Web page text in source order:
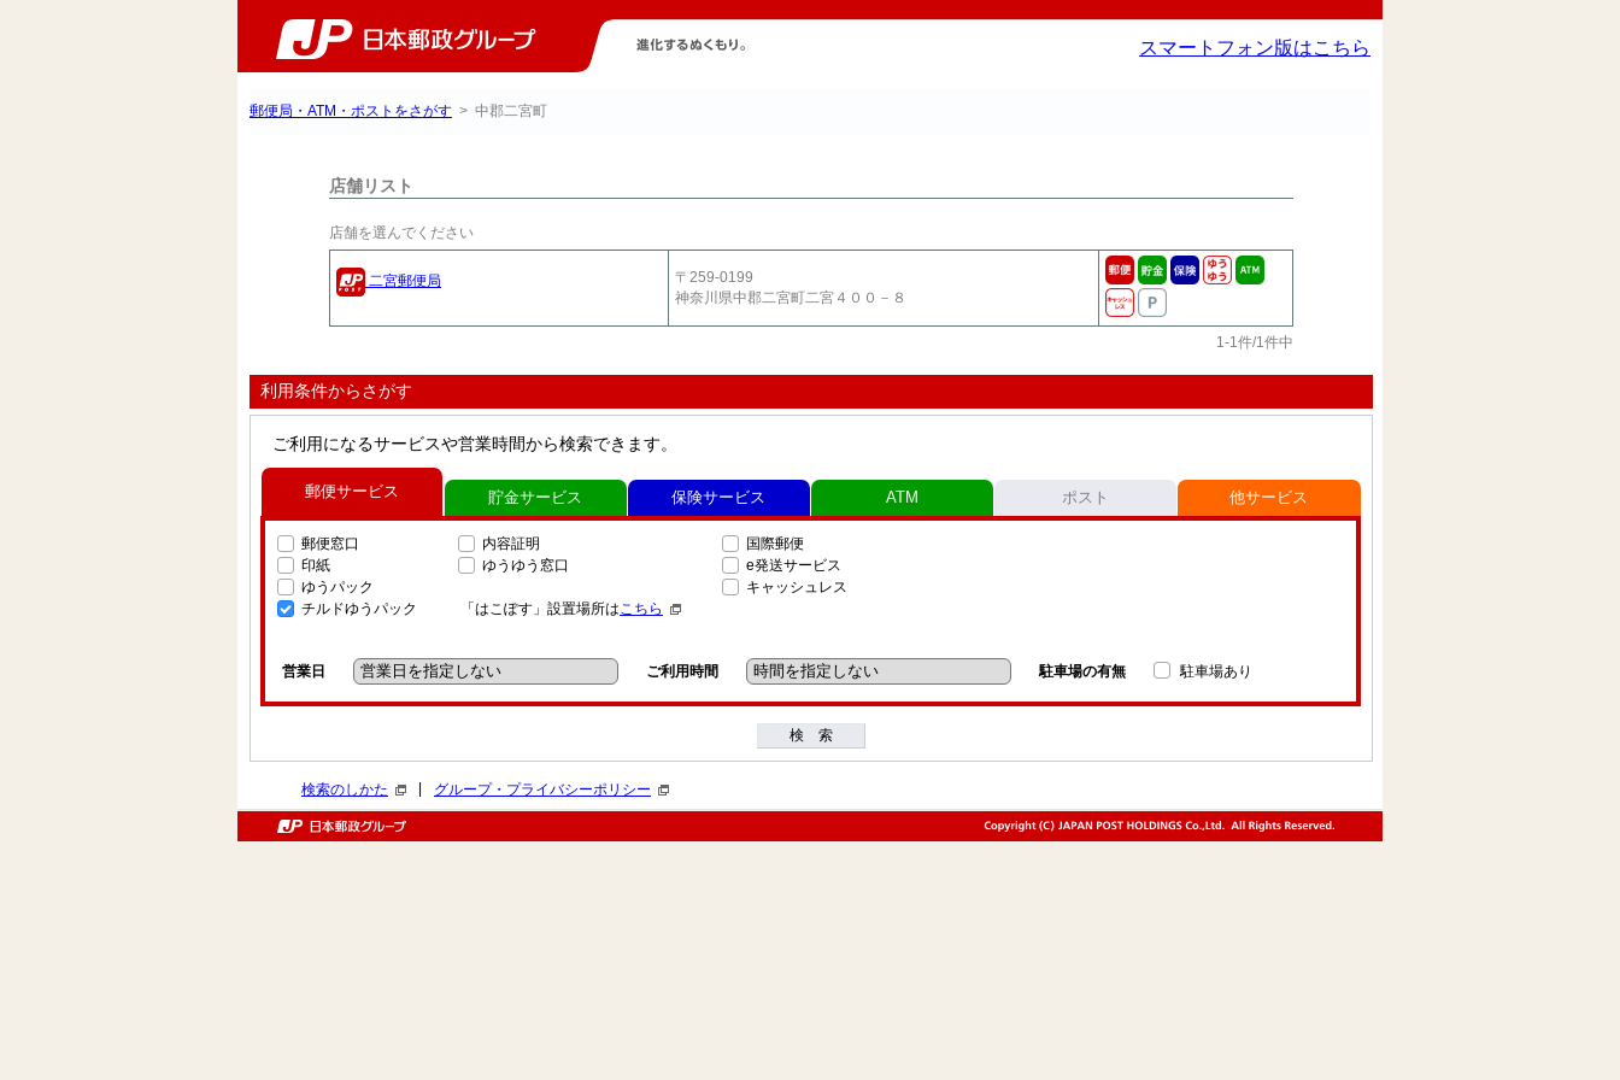
スマートフォン版はこちら
郵便局・ATM・ポストをさがす > 中郡二宮町
店舗リスト
店舗を選んでください
二宮郵便局
〒259-0199
神奈川県中郡二宮町二宮４００－８
1-1件/1件中
利用条件からさがす
ご利用になるサービスや営業時間から検索できます。
郵便サービス
郵便窓口
印紙
ゆうパック
チルドゆうパック
内容証明
ゆうゆう窓口
「はこぽす」設置場所はこちら
国際郵便
e発送サービス
キャッシュレス
営業日 ご利用時間 駐車場の有無 駐車場あり
貯金サービス 保険サービス ATM ポスト 他サービス
検 索
検索のしかた グループ・プライバシーポリシー